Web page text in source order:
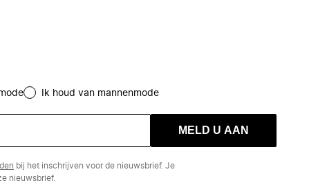
Ik houd van mannenmode
MELD U AAN
bij het inschrijven voor de nieuwsbrief. Je
nieuwsbrief.